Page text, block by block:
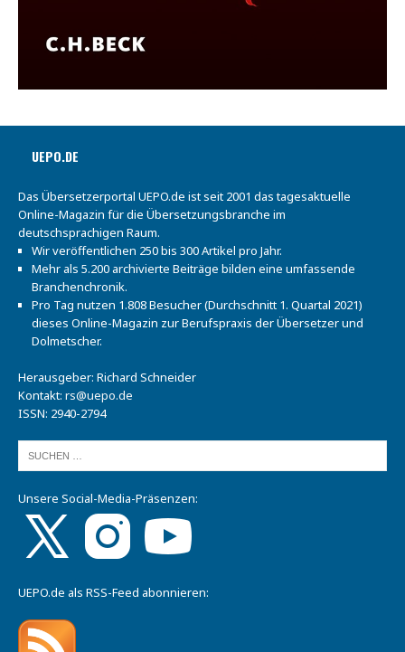
UEPO.DE
Das Übersetzerportal UEPO.de ist seit 2001 das tagesaktuelle
Online-Magazin für die Übersetzungsbranche im
deutschsprachigen Raum.
Wir veröffentlichen 250 bis 300 Artikel pro Jahr.
Mehr als 5.200 archivierte Beiträge bilden eine umfassende
Branchenchronik.
Pro Tag nutzen 1.808 Besucher (Durchschnitt 1. Quartal 2021)
dieses Online-Magazin zur Berufspraxis der Übersetzer und
Dolmetscher.
Herausgeber: Richard Schneider
Kontakt: rs@uepo.de
ISSN: 2940-2794
Unsere Social-Media-Präsenzen:
UEPO.de als RSS-Feed abonnieren: